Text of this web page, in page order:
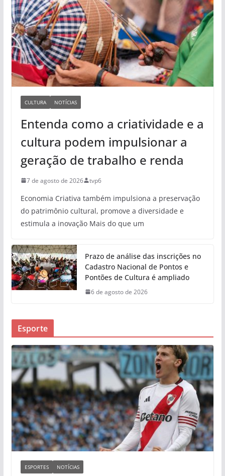
CULTURA NOTÍCIAS
Entenda como a criatividade e a
cultura podem impulsionar a
geração de trabalho e renda
7 de agosto de 2026 tvp6
Economia Criativa também impulsiona a preservação
do patrimônio cultural, promove a diversidade e
estimula a inovação Mais do que um
Prazo de análise das inscrições no
Cadastro Nacional de Pontos e
Pontões de Cultura é ampliado
6 de agosto de 2026
Esporte
ESPORTES NOTÍCIAS